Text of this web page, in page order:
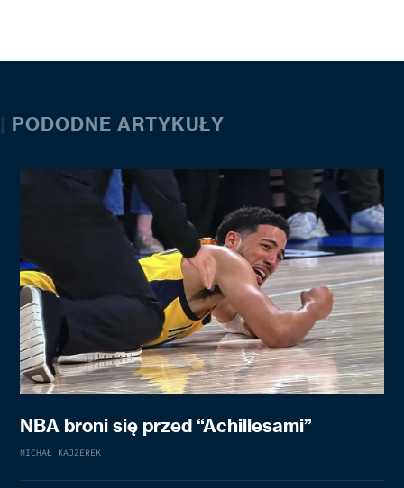
| PODODNE ARTYKUŁY
NBA broni się przed “Achillesami”
MICHAŁ KAJZEREK